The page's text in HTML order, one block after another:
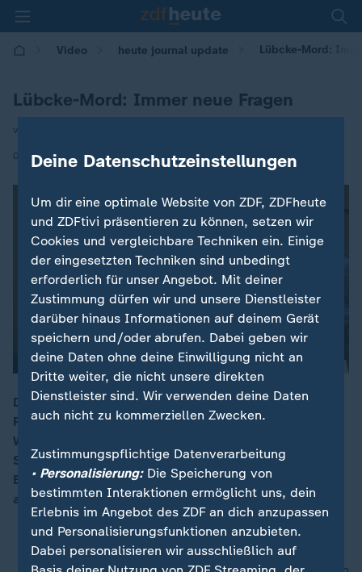
Video heute journal update Lübcke-Mord:
Lübcke-Mord: Immer neue Fragen
von Susana Santina
04.12.2020 | 00:30
Die Witwe der ermordeten Kasseler
Regierungspräsidenten Walter Lübcke will „die volle
Wahrheit“ wissen, am Ende warf der Hauptangeklagte
Stephan Ernst jedoch neue Fragen auf. Im Verlauf der
Ermittlungen hatte er unterschiedliche Geständnisse
abgegeben.
Deine Datenschutzeinstellungen
Um dir eine optimale Website von ZDF, ZDFheute
und ZDFtivi präsentieren zu können, setzen wir
Cookies und vergleichbare Techniken ein. Einige
der eingesetzten Techniken sind unbedingt
erforderlich für unser Angebot. Mit deiner
Zustimmung dürfen wir und unsere Dienstleister
darüber hinaus Informationen auf deinem Gerät
speichern und/oder abrufen. Dabei geben wir
deine Daten ohne deine Einwilligung nicht an
Dritte weiter, die nicht unsere direkten
Dienstleister sind. Wir verwenden deine Daten
auch nicht zu kommerziellen Zwecken.
Zustimmungspflichtige Datenverarbeitung
• Personalisierung:Die Speicherung von
bestimmten Interaktionen ermöglicht uns, dein
Erlebnis im Angebot des ZDF an dich anzupassen
und Personalisierungsfunktionen anzubieten.
Dabei personalisieren wir ausschließlich auf